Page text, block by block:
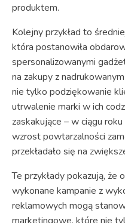
produktem.
Kolejny przykład to
która postanowiła
spersonalizowanymi
na zakupy z
nie tylko podziękowanie
utrwalenie marki w ich
zaskakujące – w ciągu
wzrost powtarzalności
przekładało się na
Te przykłady pokazują, że
wykonane kampanie z
reklamowych mogą
marketingowe, które nie